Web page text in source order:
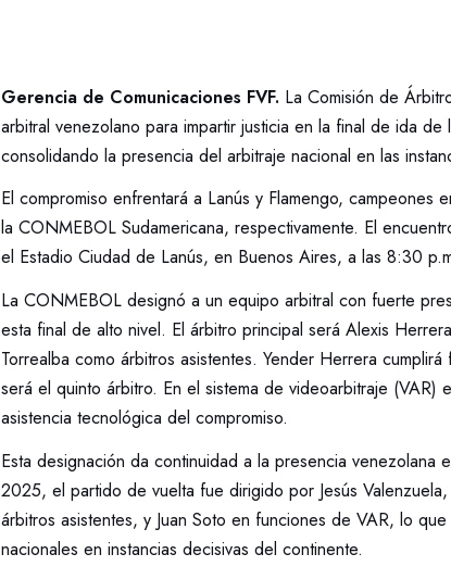
Gerencia de Comunicaciones FVF. La Comisión de
arbitral venezolano para impartir justicia en la final de ida
consolidando la presencia del arbitraje nacional en las
El compromiso enfrentará a Lanús y Flamengo,
la CONMEBOL Sudamericana, respectivamente. El
el Estadio Ciudad de Lanús, en Buenos Aires, a las 8:30
La CONMEBOL designó a un equipo arbitral con fuerte
esta final de alto nivel. El árbitro principal será Alexis
Torrealba como árbitros asistentes. Yender Herrera
será el quinto árbitro. En el sistema de videoarbitraje (VAR)
asistencia tecnológica del compromiso.
Esta designación da continuidad a la presencia
2025, el partido de vuelta fue dirigido por Jesús
árbitros asistentes, y Juan Soto en funciones de VAR, lo
nacionales en instancias decisivas del continente.